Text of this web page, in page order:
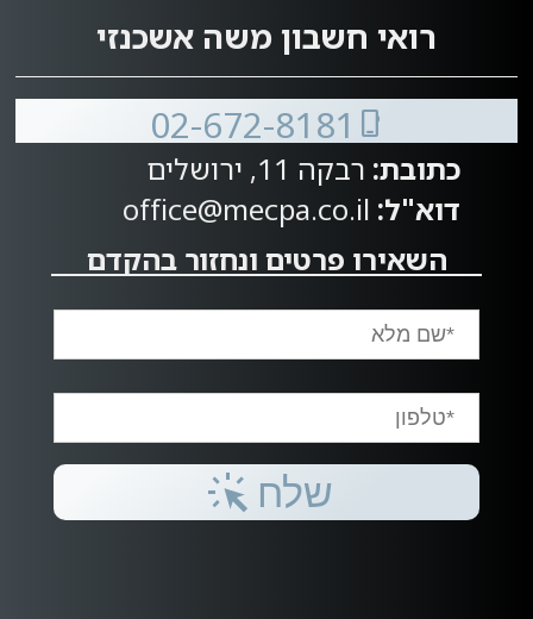
רואי חשבון משה אשכנזי
phone_iphone
02-672-8181
כתובת: רבקה 11, ירושלים
דוא"ל:
השאירו פרטים ונחזור בהקדם
שלח web_traffic